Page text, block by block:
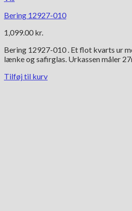
Bering 12927-010
1,099.00 kr.
Bering 12927-010 . Et flot kvarts ur
lænke og safirglas. Urkassen måler
Tilføj til kurv